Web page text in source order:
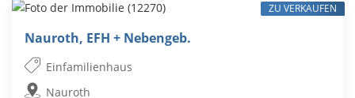
Nauroth, EFH + Nebengeb.
Einfamilienhaus
Nauroth
ZU VERKAUFEN